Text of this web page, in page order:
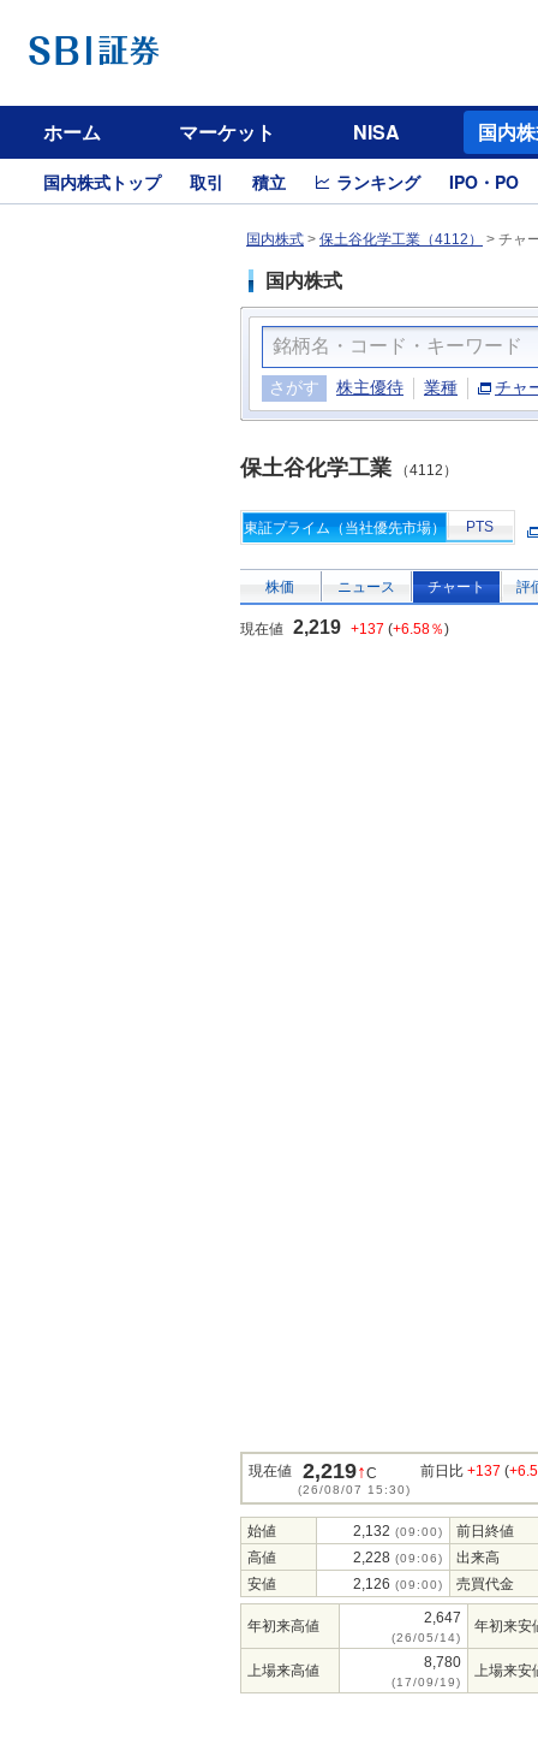
ホーム マーケット NISA 国内
国内株式トップ 取引 積立 ランキング IPO・PO
国内株式 > 保土谷化学工業（4112） > チャ
国内株式
さがす 株主優待 業種 チャ
保土谷化学工業 （4112）
東証プライム（当社優先市場） PTS
株価 ニュース チャート 評
現在値 2,219 +137 (+6.58％)
現在値 2,219↑C
(26/08/07 15:30)
前日比 +137 (
始値 2,132 (09:00)
前日終値
高値
2,228 (09:06)
出来高
安値
2,126 (09:00) 売買代金
年初来高値 2,647
(26/05/14)
年初来安
上場来高値 8,780
(17/09/19)
上場来安